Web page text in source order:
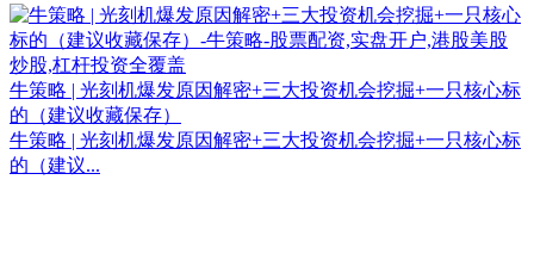
牛策略 | 光刻机爆发原因解密+三大投资机会挖掘+一只核心标
的（建议收藏保存）
牛策略 | 光刻机爆发原因解密+三大投资机会挖掘+一只核心标
的（建议...